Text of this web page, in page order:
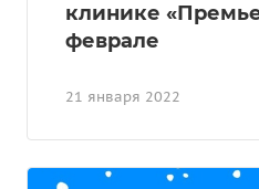
21 января 2022
клинике
феврале